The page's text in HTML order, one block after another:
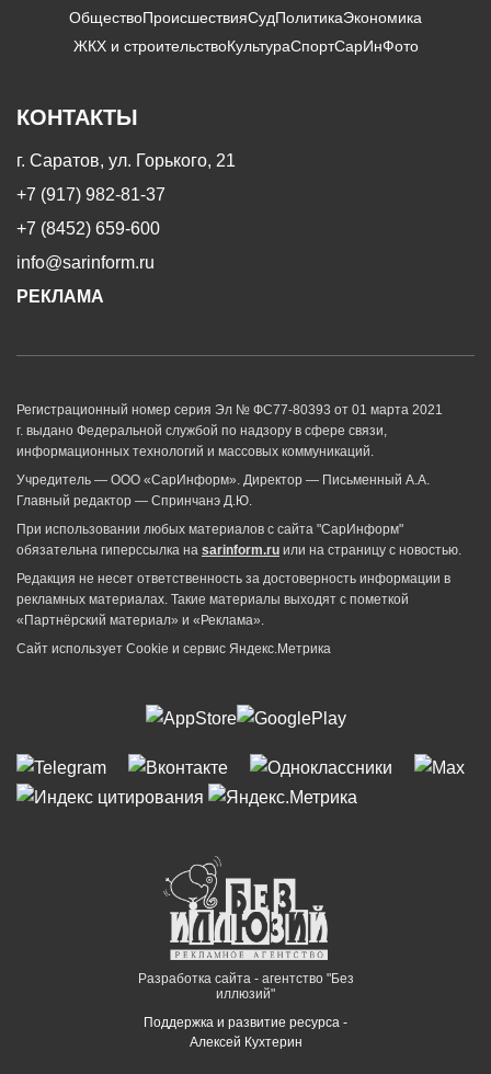
ОбществоПроисшествияСудПолитикаЭкономика
ЖКХ и строительствоКультураСпортСарИнФото
КОНТАКТЫ
г. Саратов, ул. Горького, 21
+7 (917) 982-81-37
+7 (8452) 659-600
info@sarinform.ru
РЕКЛАМА
Регистрационный номер серия Эл № ФС77-80393 от 01 марта 2021
г. выдано Федеральной службой по надзору в сфере связи,
информационных технологий и массовых коммуникаций.
Учредитель — ООО «СарИнформ». Директор — Письменный А.А.
Главный редактор — Спринчанэ Д.Ю.
При использовании любых материалов с сайта "СарИнформ"
обязательна гиперссылка на sarinform.ru или на страницу с новостью.
Редакция не несет ответственность за достоверность информации в
рекламных материалах. Такие материалы выходят с пометкой
«Партнёрский материал» и «Реклама».
Сайт использует Cookie и сервиc Яндекс.Метрика
Разработка сайта - агентство "Без
иллюзий"
Поддержка и развитие ресурса -
Алексей Кухтерин